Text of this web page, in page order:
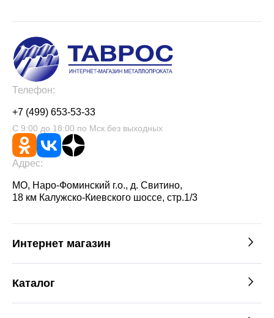
Телефон:
+7 (499) 653-53-33
С 9:00 до 18:00 по Мск без выходных
Адрес:
МО, Наро-Фоминский г.о., д. Свитино,
18 км Калужско-Киевского шоссе, стр.1/3
Интернет магазин
Каталог